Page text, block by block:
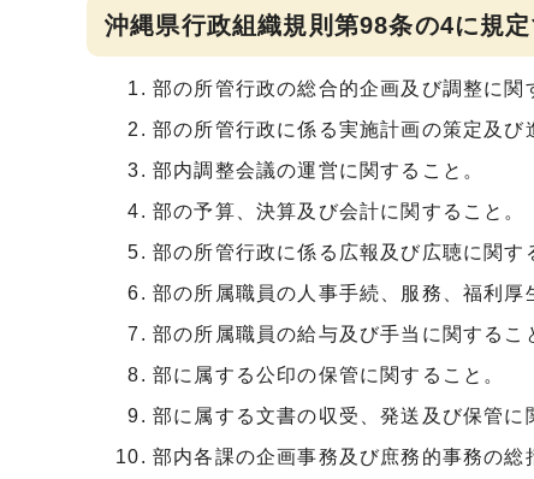
沖縄県行政組織規則第98条の4に規
部の所管行政の総合的企画及び調整に関
部の所管行政に係る実施計画の策定及び
部内調整会議の運営に関すること。
部の予算、決算及び会計に関すること。
部の所管行政に係る広報及び広聴に関す
部の所属職員の人事手続、服務、福利厚
部の所属職員の給与及び手当に関するこ
部に属する公印の保管に関すること。
部に属する文書の収受、発送及び保管に
部内各課の企画事務及び庶務的事務の総